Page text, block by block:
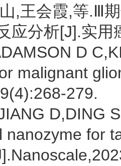
,王会霞,等.Ⅲ
应分析[J].实
D
malignant
279.
D,DING
nanozyme for